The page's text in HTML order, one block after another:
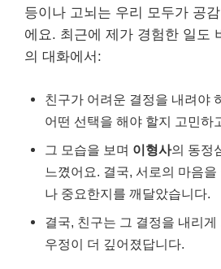
등이나 고뇌는 우리 모두가 공
에요. 최근에 제가 경험한 일도
의 대화에서:
친구가 어려운 결정을 내려야
어떤 선택을 해야 할지 고민하
그 모습을 보며 이형사의 동정
느꼈어요. 결국, 서로의 마음
나 중요한지를 깨달았습니다.
결국, 친구는 그 결정을 내리
우정이 더 깊어졌답니다.